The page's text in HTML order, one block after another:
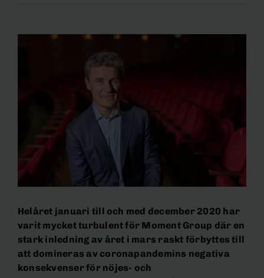
Helåret januari till och med december 2020 har
varit mycket turbulent för Moment Group där en
stark inledning av året i mars raskt förbyttes till
att domineras av coronapandemins negativa
konsekvenser för nöjes- och